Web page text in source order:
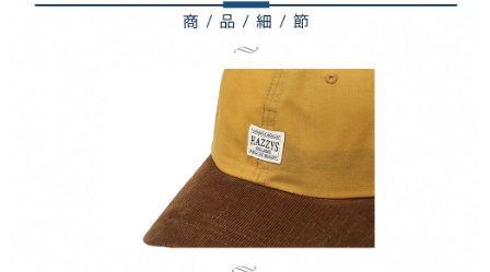
３．未成年的使用者請事先徵得法定代理人或監護人之同意方可使用
「AFTEE先享後付」，若未經同意申辦者引起之損失，本公司不負相關責
４．使用「AFTEE先享後付」時，將依據個別帳號之用戶狀況，依本公司即
時審查核予不同之上限額度；若仍有額度不足之情形，本公司將視審查結果
５．嚴禁一人註冊多個帳號或使用他人資訊註冊。若發現惡意使用之情形，
恩沛科技股份有限公司將有權停止該用戶之使用額度並採取法律行動。
每筆NT$80，滿NT$2,000(含以上)免運費
每筆NT$280，滿NT$2,000(含以上)免運費